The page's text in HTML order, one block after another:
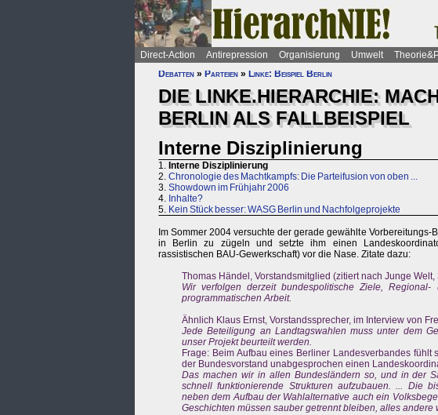
Direct-Action Antirepression Organisierung Umwelt
Debatten » Parteien » Linke: Beispiel Berlin
DIE LINKE.HIERARCHIE:
BERLIN ALS FALLBEISPIEL
Interne Disziplinierung
1. Interne Disziplinierung
2. Chronologie des Machtkampfs: Die Parteifusion von oben ...
3. Showdown im Frühjahr 2006
4. Inhalte?
5. Kein Stück besser: WASG Berlin und Nachfolgeprojekte
Im Sommer 2004 versuchte der gerade gewählte
in Berlin zu zügeln und setzte ihm einen
rassistischen BAU-Gewerkschaft) vor die Nase. Zitate dazu:
Thomas Händel, Vorstandsmitglied (zitiert nach Junge Welt,
Wir verfolgen derzeit bundespolitische Ziele,
programmatischen Arbeit.
Ähnlich Klaus Ernst, Vorstandssprecher, im Interview von
Jede Beteiligung an Landtagswahlen muss unter dem
unser Projekt beurteilt werden.
Frage: Beim Aufbau eines Berliner Landesverbandes
der Bundesvorstand unabgesprochen einen
Das machen wir in allen Bundesländern so, und in der
schnell funktionierende Strukturen aufzubauen. ... Die
neben dem Aufbau der Wahlalternative auch ein
Geschichten müssen sauber getrennt bleiben, alles andere